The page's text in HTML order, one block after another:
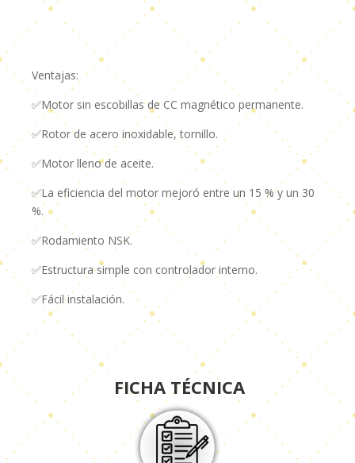
125VOC
ECO
1.2M3H/100M/48V/600W
-
6
MESES
DE
GARANTIA
cantidad
Ventajas:
✅Motor sin escobillas de CC magnético permanente.
✅Rotor de acero inoxidable, tornillo.
✅Motor lleno de aceite.
✅La eficiencia del motor mejoró entre un 15 % y un 30
%.
✅Rodamiento NSK.
✅Estructura simple con controlador interno.
✅Fácil instalación.
FICHA TÉCNICA